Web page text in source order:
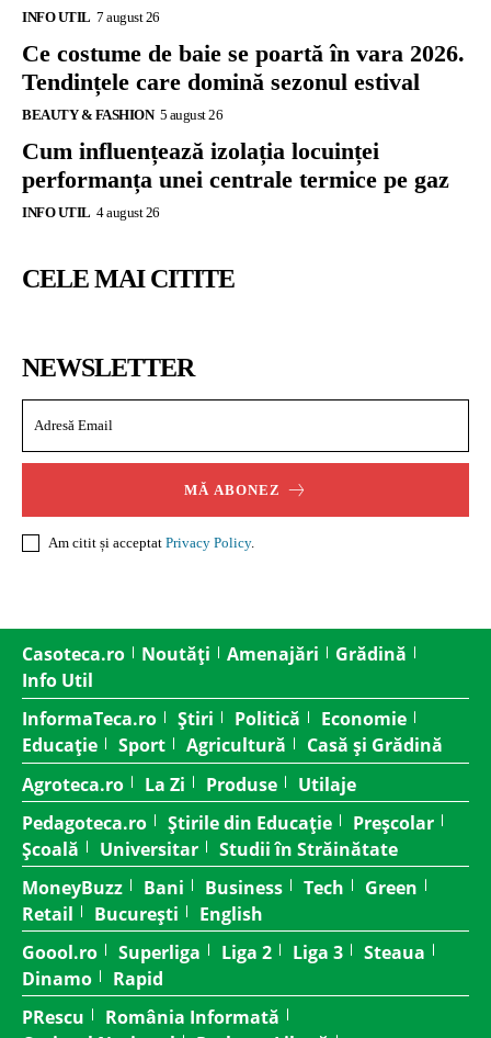
INFO UTIL 7 august 26
Ce costume de baie se poartă în vara 2026.
Tendințele care domină sezonul estival
BEAUTY & FASHION 5 august 26
Cum influențează izolația locuinței
performanța unei centrale termice pe gaz
INFO UTIL 4 august 26
CELE MAI CITITE
NEWSLETTER
MĂ ABONEZ
Am citit și acceptat Privacy Policy.
Casoteca.ro Noutăți Amenajări
Grădină
Info Util
InformaTeca.ro
Știri Politică
Economie
Educație
Sport Agricultură
Casă și Grădină
Agroteca.ro
La Zi Produse
Utilaje
Pedagoteca.ro
Știrile din Educație
Preșcolar
Școală
Universitar
Studii în Străinătate
MoneyBuzz
Bani Business Tech
Green
Retail
București
English
Goool.ro
Superliga Liga 2 Liga 3
Steaua
Dinamo
Rapid
PRescu
România Informată